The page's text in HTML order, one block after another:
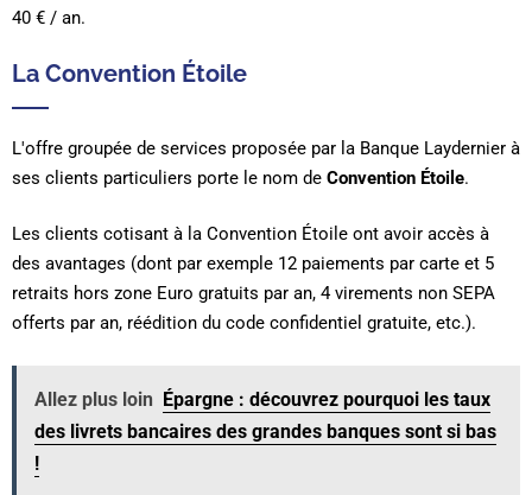
40 € / an.
La Convention Étoile
L'offre groupée de services proposée par la Banque Laydernier à
ses clients particuliers porte le nom de Convention Étoile.
Les clients cotisant à la Convention Étoile ont avoir accès à
des avantages (dont par exemple 12 paiements par carte et 5
retraits hors zone Euro gratuits par an, 4 virements non SEPA
offerts par an, réédition du code confidentiel gratuite, etc.).
Allez plus loin Épargne : découvrez pourquoi les taux
des livrets bancaires des grandes banques sont si bas
!